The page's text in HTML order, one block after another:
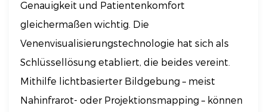
Genauigkeit und Patientenkomfort
gleichermaßen wichtig. Die
Venenvisualisierungstechnologie hat sich als
Schlüssellösung etabliert, die beides vereint.
Mithilfe lichtbasierter Bildgebung – meist
Nahinfrarot- oder Projektionsmapping – können